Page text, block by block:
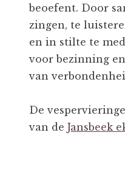
beoefent. Door
zingen, te
en in stilte te
voor bezinning
van
De
van de Jansbeek